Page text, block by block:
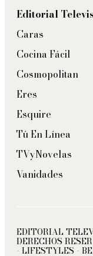
Editorial
Caras
Cocina Fácil
Cosmopolitan
Eres
Esquire
Tú En Línea
TVyNovelas
Vanidades
EDITORIAL
DERECHOS
- LIFESTYLES -